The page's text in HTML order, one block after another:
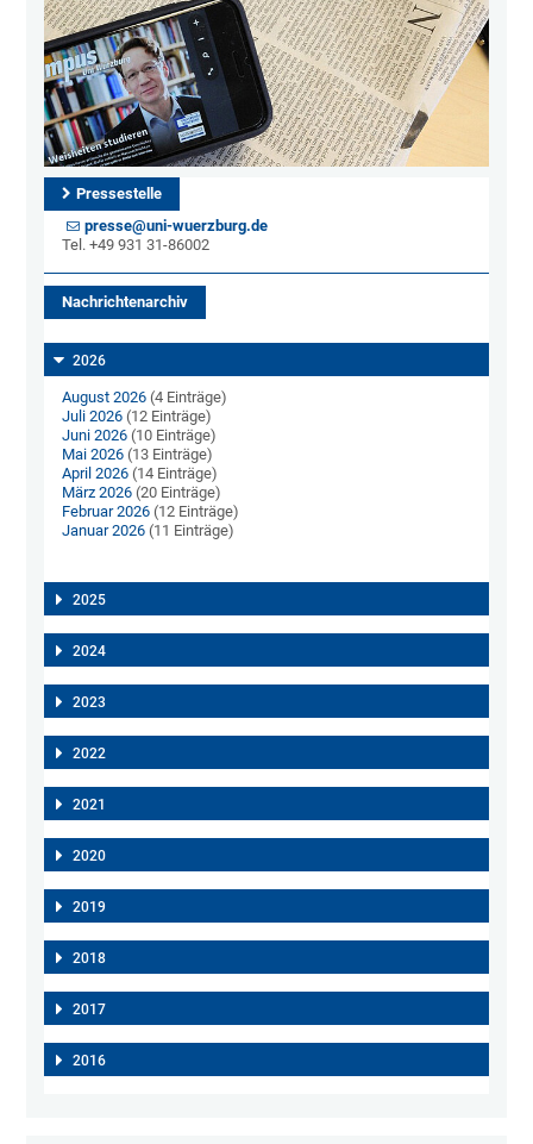
Pressestelle
presse@uni-wuerzburg.de
Tel. +49 931 31-86002
Nachrichtenarchiv
2026
August 2026 (4 Einträge)
Juli 2026 (12 Einträge)
Juni 2026 (10 Einträge)
Mai 2026 (13 Einträge)
April 2026 (14 Einträge)
März 2026 (20 Einträge)
Februar 2026 (12 Einträge)
Januar 2026 (11 Einträge)
2025
2024
2023
2022
2021
2020
2019
2018
2017
2016